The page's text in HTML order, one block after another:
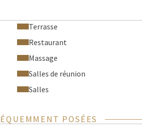
Terrasse
Restaurant
Massage
Salles de réunion
Salles
POSÉES